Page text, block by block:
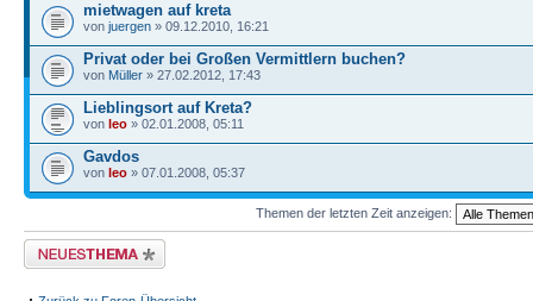
mietwagen auf kreta
von juergen » 09.12.2010, 16:21
Privat oder bei Großen Vermittlern buchen?
von Müller » 27.02.2012, 17:43
Lieblingsort auf Kreta?
von leo » 02.01.2008, 05:11
Gavdos
von leo » 07.01.2008, 05:37
Themen der letzten Zeit anzeigen:
Neues Thema erstellen